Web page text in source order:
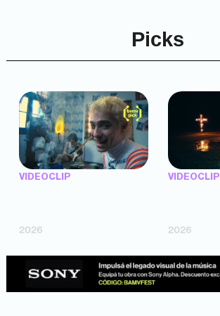
Picks
VIDEOCLIP
2026
VIDEOCLIP
2026